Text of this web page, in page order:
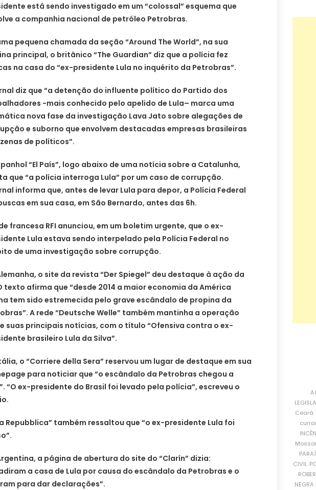
está sendo investigado em um “colossal” esquema que
a companhia nacional de petróleo Petrobras.
pequena chamada da seção “Around The World”, na sua
principal, o britânico “The Guardian” diz que a polícia fez
na casa do “ex-presidente Lula no inquérito da Petrobras”.
diz que “a detenção do influente político do Partido dos
-mais conhecido pelo apelido de Lula– marca uma
nova fase da investigação Lava Jato sobre alegações de
e suborno que envolvem destacadas empresas brasileiras
de políticos”.
“El País”, logo abaixo de uma notícia sobre a Catalunha,
que “a polícia interroga Lula” por um caso de corrupção.
informa que, antes de levar Lula para depor, a Polícia Federal
em sua casa, em São Bernardo, antes das 6h.
francesa RFI anunciou, em um boletim urgente, que o ex-
Lula estava sendo interpelado pela Polícia Federal no
de uma investigação sobre corrupção.
o site da revista “Der Spiegel” deu destaque à ação da
texto afirma que “desde 2014 a maior economia da América
tem sido estremecida pelo grave escândalo de propina da
A rede “Deutsche Welle” também mantinha a operação
suas principais notícias, com o título “Ofensiva contra o ex-
brasileiro Lula da Silva”.
o “Corriere della Sera” reservou um lugar de destaque em sua
para noticiar que “o escândalo da Petrobras chegou a
“O ex-presidente do Brasil foi levado pela polícia”, escreveu o
Repubblica” também ressaltou que “o ex-presidente Lula foi
a página de abertura do site do “Clarín” dizia:
a casa de Lula por causa do escândalo da Petrobras e o
para dar declarações”.
Ceará
CIVIL
NEGRA